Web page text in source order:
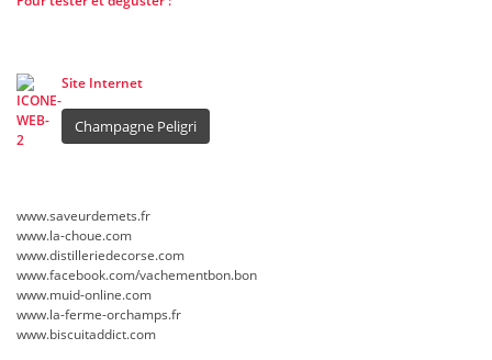
Site Internet
Champagne Peligri
www.saveurdemets.fr
www.la-choue.com
www.distilleriedecorse.com
www.facebook.com/vachementbon.bon
www.muid-online.com
www.la-ferme-orchamps.fr
www.biscuitaddict.com